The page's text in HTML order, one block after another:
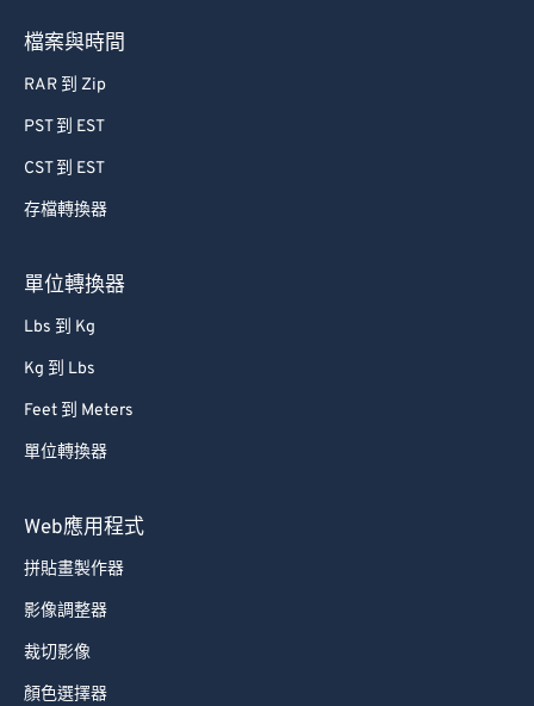
檔案與時間
RAR 到 Zip
PST 到 EST
CST 到 EST
存檔轉換器
單位轉換器
Lbs 到 Kg
Kg 到 Lbs
Feet 到 Meters
單位轉換器
Web應用程式
拼貼畫製作器
影像調整器
裁切影像
顏色選擇器